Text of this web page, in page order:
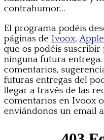
contrahumor…
El programa podéis
páginas de Ivoox,
que os podéis
ninguna futura
comentarios,
futuras entregas del
llegar a través de las
comentarios en Ivoox
enviándonos un email a